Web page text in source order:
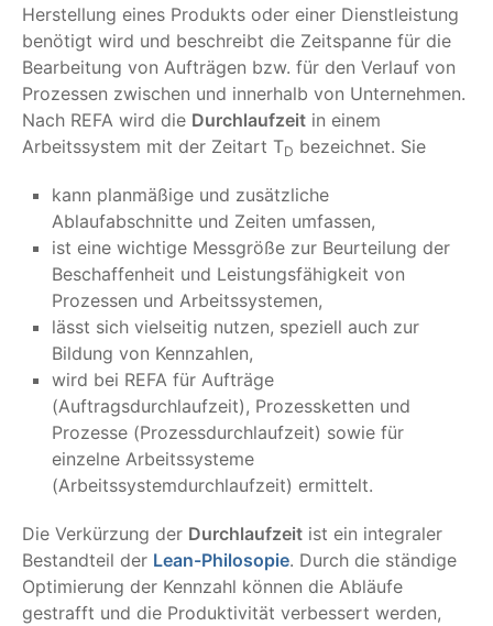
Herstellung eines Produkts oder einer Dienstleistung
benötigt wird und beschreibt die Zeitspanne für die
Bearbeitung von Aufträgen bzw. für den Verlauf von
Prozessen zwischen und innerhalb von Unternehmen.
Nach REFA wird die Durchlaufzeit in einem
Arbeitssystem mit der Zeitart TD bezeichnet. Sie
kann planmäßige und zusätzliche
Ablaufabschnitte und Zeiten umfassen,
ist eine wichtige Messgröße zur Beurteilung der
Beschaffenheit und Leistungsfähigkeit von
Prozessen und Arbeitssystemen,
lässt sich vielseitig nutzen, speziell auch zur
Bildung von Kennzahlen,
wird bei REFA für Aufträge
(Auftragsdurchlaufzeit), Prozessketten und
Prozesse (Prozessdurchlaufzeit) sowie für
einzelne Arbeitssysteme
(Arbeitssystemdurchlaufzeit) ermittelt.
Die Verkürzung der Durchlaufzeit ist ein integraler
Bestandteil der Lean-Philosopie. Durch die ständige
Optimierung der Kennzahl können die Abläufe
gestrafft und die Produktivität verbessert werden,